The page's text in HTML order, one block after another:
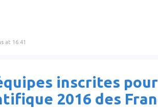
at 16:41
inscrites
2016 des